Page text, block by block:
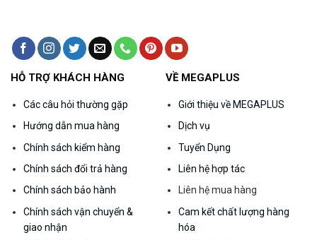
HỖ TRỢ KHÁCH HÀNG
Các câu hỏi thường gặp
Hướng dẫn mua hàng
Chính sách kiểm hàng
Chính sách đổi trả hàng
Chính sách bảo hành
Chính sách vận chuyển &
giao nhận
VỀ MEGAPLUS
Giới thiệu về MEGAPLUS
Dịch vụ
Tuyển Dụng
Liên hệ hợp tác
Liên hệ mua hàng
Cam kết chất lượng hàng
hóa